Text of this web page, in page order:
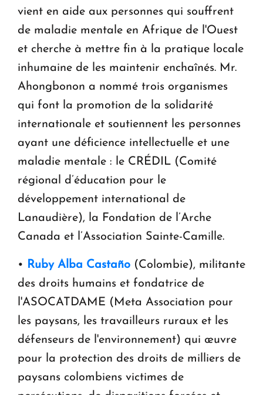
vient en aide aux personnes qui souffrent
de maladie mentale en Afrique de l'Ouest
et cherche à mettre fin à la pratique locale
inhumaine de les maintenir enchaînés. Mr.
Ahongbonon a nommé trois organismes
qui font la promotion de la solidarité
internationale et soutiennent les personnes
ayant une déficience intellectuelle et une
maladie mentale : le CRÉDIL (Comité
régional d’éducation pour le
développement international de
Lanaudière), la Fondation de l’Arche
Canada et l’Association Sainte-Camille.
• Ruby Alba Castaño (Colombie), militante
des droits humains et fondatrice de
l'ASOCATDAME (Meta Association pour
les paysans, les travailleurs ruraux et les
défenseurs de l'environnement) qui œuvre
pour la protection des droits de milliers de
paysans colombiens victimes de